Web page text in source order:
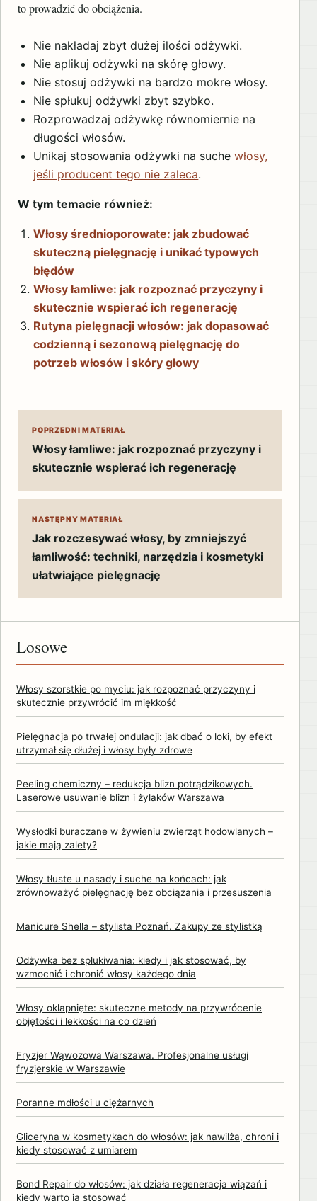
to prowadzić do obciążenia.
Nie nakładaj zbyt dużej ilości odżywki.
Nie aplikuj odżywki na skórę głowy.
Nie stosuj odżywki na bardzo mokre włosy.
Nie spłukuj odżywki zbyt szybko.
Rozprowadzaj odżywkę równomiernie na
długości włosów.
Unikaj stosowania odżywki na suchewłosy,
jeśli producent tego nie zaleca.
W tym temacie również:
Włosy średnioporowate: jak zbudować
skuteczną pielęgnację i unikać typowych
błędów
Włosy łamliwe: jak rozpoznać przyczyny i
skutecznie wspierać ich regenerację
Rutyna pielęgnacji włosów: jak dopasować
codzienną i sezonową pielęgnację do
potrzeb włosów i skóry głowy
Nawigacja wpisu
POPRZEDNI MATERIAŁ
Włosy łamliwe: jak rozpoznać przyczyny i
skutecznie wspierać ich regenerację
NASTĘPNY MATERIAŁ
Jak rozczesywać włosy, by zmniejszyć
łamliwość: techniki, narzędzia i kosmetyki
ułatwiające pielęgnację
Losowe
Włosy szorstkie po myciu: jak rozpoznać przyczyny i
skutecznie przywrócić im miękkość
Pielęgnacja po trwałej ondulacji: jak dbać o loki, by efekt
utrzymał się dłużej i włosy były zdrowe
Peeling chemiczny – redukcja blizn potrądzikowych.
Laserowe usuwanie blizn i żylaków Warszawa
Wysłodki buraczane w żywieniu zwierząt hodowlanych –
jakie mają zalety?
Włosy tłuste u nasady i suche na końcach: jak
zrównoważyć pielęgnację bez obciążania i przesuszenia
Manicure Shella – stylista Poznań. Zakupy ze stylistką
Odżywka bez spłukiwania: kiedy i jak stosować, by
wzmocnić i chronić włosy każdego dnia
Włosy oklapnięte: skuteczne metody na przywrócenie
objętości i lekkości na co dzień
Fryzjer Wąwozowa Warszawa. Profesjonalne usługi
fryzjerskie w Warszawie
Poranne mdłości u ciężarnych
Gliceryna w kosmetykach do włosów: jak nawilża, chroni i
kiedy stosować z umiarem
Bond Repair do włosów: jak działa regeneracja wiązań i
kiedy warto ją stosować